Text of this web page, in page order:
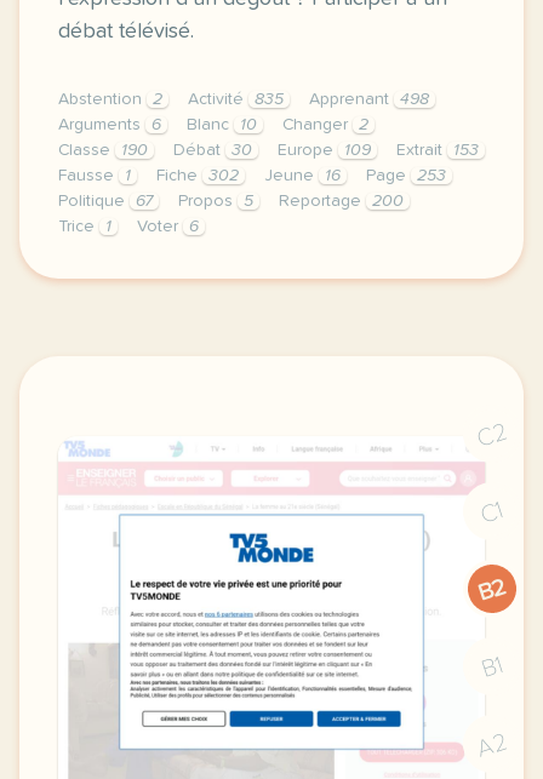
débat télévisé.
Abstention 2 Activité 835 Apprenant
498
Arguments
6 Blanc 10 Changer
2
Classe
190 Débat 30 Europe 109 Extrait
153
Fausse
1 Fiche 302 Jeune 16 Page
253
Politique
67 Propos 5 Reportage
200
Trice
1 Voter 6
le respect de votre vie privee est une priorite
C2
C1
B2
B1
A2